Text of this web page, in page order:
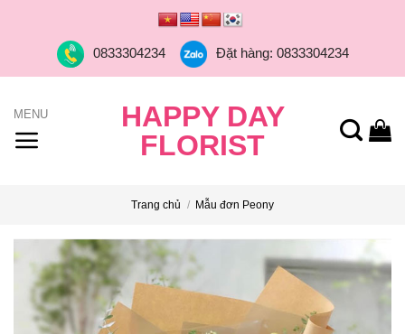
0833304234 Đặt hàng: 0833304234
HAPPY DAY
FLORIST
Trang chủ / Mẫu đơn Peony